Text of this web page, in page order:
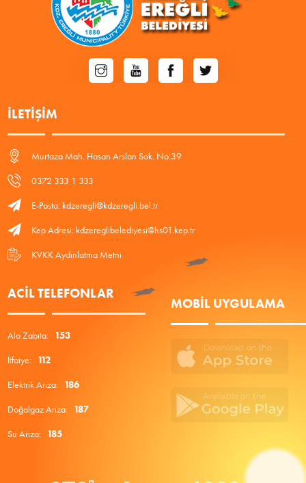
İLETIŞIM
Murtaza Mah. Hasan Arslan Sok. No:39
0372 333 1 333
E-Posta: kdzeregli@kdzeregli.bel.tr
Kep Adresi: kdzereglibelediyesi@hs01.kep.tr
KVKK Aydınlatma Metni
ACIL TELEFONLAR
Alo Zabıta: 153
İtfaiye: 112
Elektrik Arıza: 186
Doğalgaz Arıza: 187
Su Arıza: 185
MOBIL UYGULAMA